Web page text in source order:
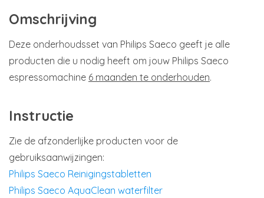
Omschrijving
Deze onderhoudsset van Philips Saeco geeft je alle
producten die u nodig heeft om jouw Philips Saeco
espressomachine 6 maanden te onderhouden.
Instructie
Zie de afzonderlijke producten voor de
gebruiksaanwijzingen:
Philips Saeco Reinigingstabletten
Philips Saeco AquaClean waterfilter